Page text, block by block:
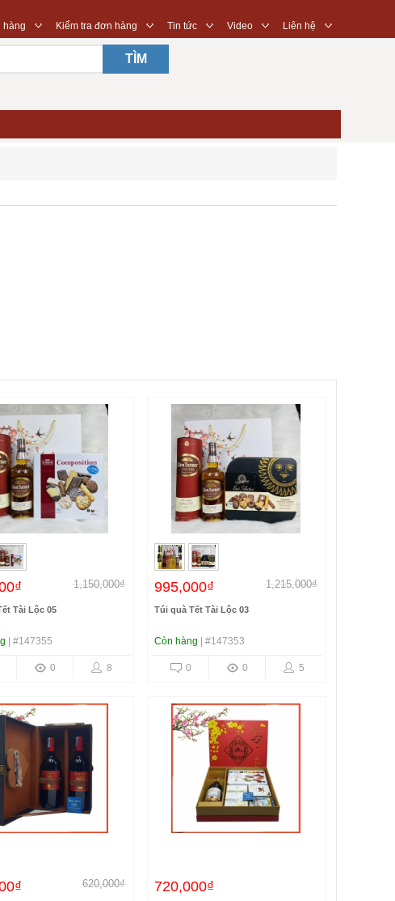
◇
hàng ◇
Kiểm tra đơn hàng ◇
Tin tức ◇
Video ◇
Liên hệ
TÌM
1,150,000₫
Tài Lộc 05
| #147355
8
0
995,000₫ 1,215,000₫
Túi quà Tết Tài Lộc 03
Còn hàng | #147353
5
0
0
620,000₫ 720,000₫